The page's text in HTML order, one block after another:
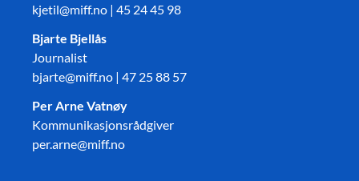
kjetil@miff.no | 45 24 45 98
Bjarte Bjellås
Journalist
bjarte@miff.no | 47 25 88 57
Per Arne Vatnøy
Kommunikasjonsrådgiver
per.arne@miff.no